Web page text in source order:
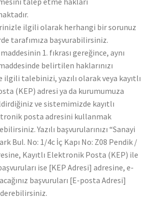
ilgili olarak herhangi bir sorunuz
tarafımıza başvurabilirsiniz.
maddesinin 1. fıkrası gereğince, aynı
belirtilen haklarınızı
talebinizi, yazılı olarak veya kayıtlı
(KEP) adresi ya da kurumumuza
ve sistemimizde kayıtlı
posta adresini kullanmak
Yazılı başvurularınızı “Sanayi
Bul. No: 1/4c İç Kapı No: Z08 Pendik /
Kayıtlı Elektronik Posta (KEP) ile
ise [KEP Adresi] adresine, e-
başvuruları [E-posta Adresi]